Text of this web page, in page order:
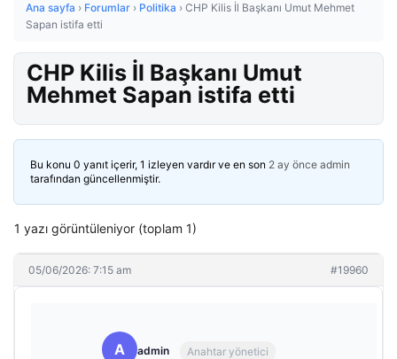
Ana sayfa › Forumlar › Politika › CHP Kilis İl Başkanı Umut Mehmet
Sapan istifa etti
CHP Kilis İl Başkanı Umut
Mehmet Sapan istifa etti
Bu konu 0 yanıt içerir, 1 izleyen vardır ve en son 2 ay önce admin
tarafından güncellenmiştir.
1 yazı görüntüleniyor (toplam 1)
05/06/2026: 7:15 am #19960
A admin Anahtar yönetici